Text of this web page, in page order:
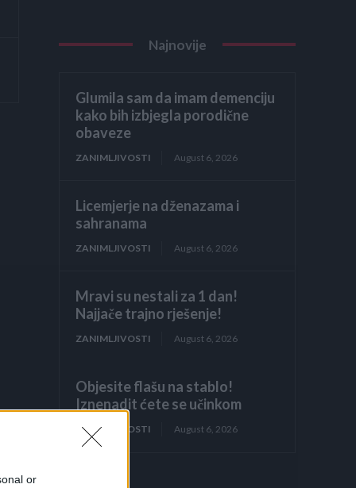
or
Najnovije
Glumila sam da imam demenciju
kako bih izbjegla porodične
obaveze
ZANIMLJIVOSTI August 6, 2026
Licemjerje na dženazama i
sahranama
ZANIMLJIVOSTI August 6, 2026
Mravi su nestali za 1 dan!
Najjače trajno rješenje!
ZANIMLJIVOSTI August 6, 2026
Objesite flašu na stablo!
Iznenadit ćete se učinkom
ZANIMLJIVOSTI August 6, 2026